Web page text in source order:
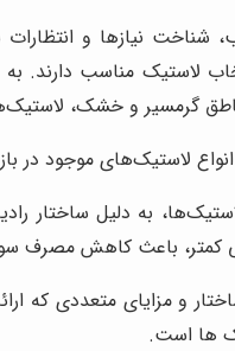
شناخت نیازها و
لاستیک مناسب دارند.
گرمسیر و خشک،
لاستیک‌های موجود
به دلیل ساختار
کمتر، باعث کاهش مصرف
و مزایای متعددی
ها است.